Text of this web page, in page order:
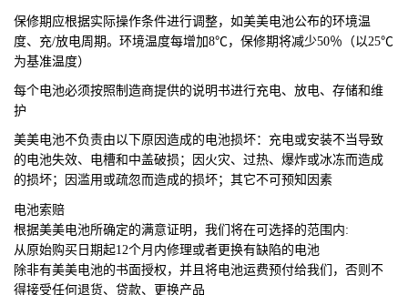
保修期应根据实际操作条件进行调整，如美美电池公布的环境温
度、充/放电周期。环境温度每增加8℃，保修期将减少50％（以25℃
为基准温度）
每个电池必须按照制造商提供的说明书进行充电、放电、存储和维
护
美美电池不负责由以下原因造成的电池损坏：充电或安装不当导致
的电池失效、电槽和中盖破损；因火灾、过热、爆炸或冰冻而造成
的损坏；因滥用或疏忽而造成的损坏；其它不可预知因素
电池索赔
根据美美电池所确定的满意证明，我们将在可选择的范围内:
从原始购买日期起12个月内修理或者更换有缺陷的电池
除非有美美电池的书面授权，并且将电池运费预付给我们，否则不
得接受任何退货、贷款、更换产品